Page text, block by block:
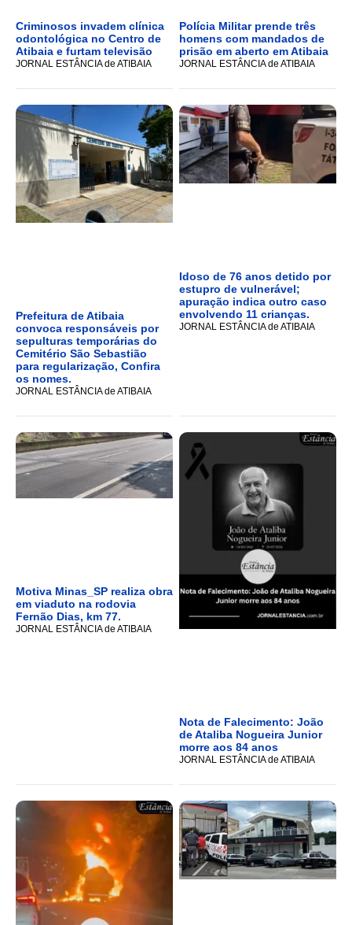
Criminosos invadem clínica
odontológica no Centro de
Atibaia e furtam televisão
JORNAL ESTÂNCIA de ATIBAIA
Polícia Militar prende três
homens com mandados de
prisão em aberto em Atibaia
JORNAL ESTÂNCIA de ATIBAIA
Prefeitura de Atibaia
convoca responsáveis por
sepulturas temporárias do
Cemitério São Sebastião
para regularização, Confira
os nomes.
JORNAL ESTÂNCIA de ATIBAIA
Idoso de 76 anos detido por
estupro de vulnerável;
apuração indica outro caso
envolvendo 11 crianças.
JORNAL ESTÂNCIA de ATIBAIA
Motiva Minas_SP realiza obra
em viaduto na rodovia
Fernão Dias, km 77.
JORNAL ESTÂNCIA de ATIBAIA
Nota de Falecimento: João
de Ataliba Nogueira Junior
morre aos 84 anos
JORNAL ESTÂNCIA de ATIBAIA